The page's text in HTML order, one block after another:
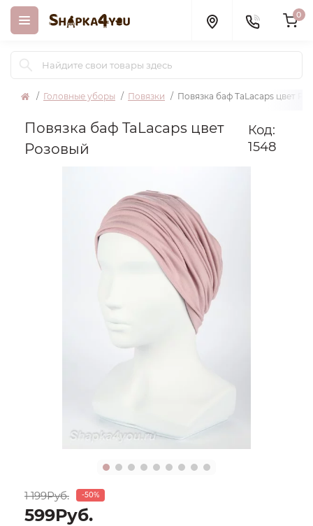
0
Головные уборы Повязки Повязка баф TaLacaps цвет
Повязка баф TaLacaps цвет
Розовый
Код:
1548
1 199Руб. -50%
599Руб.